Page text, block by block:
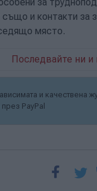
и контакти за
място.
Последвайте ни и
и качествена
PayPal